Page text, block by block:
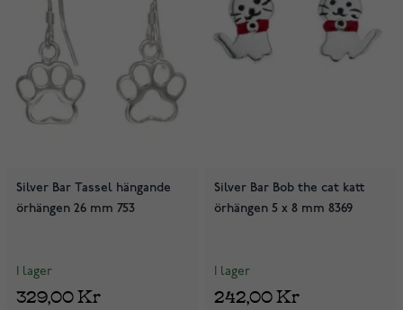
Silver Bar Tassel hängande
örhängen 26 mm 753
I lager
329,00 Kr
Silver Bar Bob the cat katt
örhängen 5 x 8 mm 8369
I lager
242,00 Kr